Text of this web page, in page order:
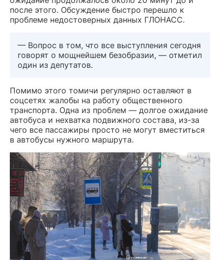
после этого. Обсуждение быстро перешло к
проблеме недостоверных данных ГЛОНАСС.
— Вопрос в том, что все выступления сегодня
говорят о мощнейшем безобразии, — отметил
один из депутатов.
Помимо этого томичи регулярно оставляют в
соцсетях жалобы на работу общественного
транспорта. Одна из проблем — долгое ожидание
автобуса и нехватка подвижного состава, из-за
чего все пассажиры просто не могут вместиться
в автобусы нужного маршрута.